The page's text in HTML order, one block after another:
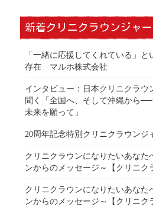
新着クリニクラウンジャ
「一緒に応援してくれている」
存在 マルホ株式会社
インタビュー：日本クリニクラウ
聞く「全国へ、そして沖縄から
未来を願って」
20周年記念特別クリニクラウンジ
クリニクラウンになりたいあなた
ンからのメッセージ～【クリニク
クリニクラウンになりたいあなた
ンからのメッセージ～【クリニク